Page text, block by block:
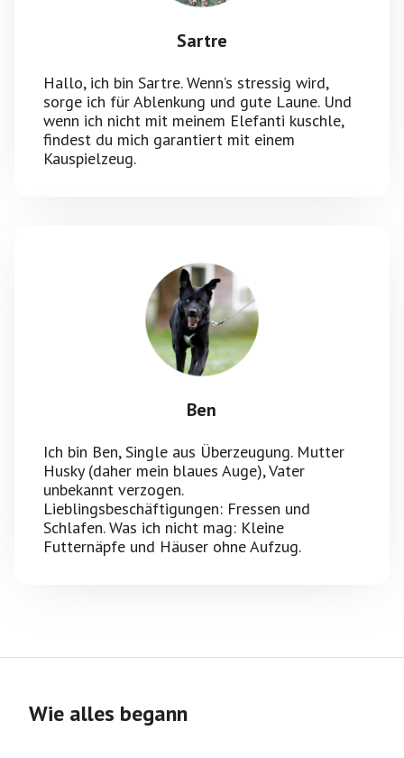
Sartre
Hallo, ich bin Sartre. Wenn’s stressig wird,
sorge ich für Ablenkung und gute Laune. Und
wenn ich nicht mit meinem Elefanti kuschle,
findest du mich garantiert mit einem
Kauspielzeug.
Ben
Ich bin Ben, Single aus Überzeugung. Mutter
Husky (daher mein blaues Auge), Vater
unbekannt verzogen.
Lieblingsbeschäftigungen: Fressen und
Schlafen. Was ich nicht mag: Kleine
Futternäpfe und Häuser ohne Aufzug.
Wie alles begann